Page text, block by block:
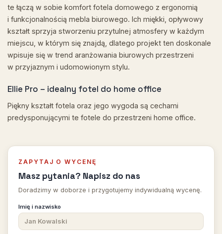
te łączą w sobie komfort fotela domowego z ergonomią
i funkcjonalnością mebla biurowego. Ich miękki, opływowy
kształt sprzyja stworzeniu przytulnej atmosfery w każdym
miejscu, w którym się znajdą, dlatego projekt ten doskonale
wpisuje się w trend aranżowania biurowych przestrzeni
w przyjaznym i udomowionym stylu.
Ellie Pro – idealny fotel do home office
Piękny kształt fotela oraz jego wygoda są cechami
predysponującymi te fotele do przestrzeni home office.
ZAPYTAJ O WYCENĘ
Masz pytania? Napisz do nas
Doradzimy w doborze i przygotujemy indywidualną wycenę.
Imię i nazwisko